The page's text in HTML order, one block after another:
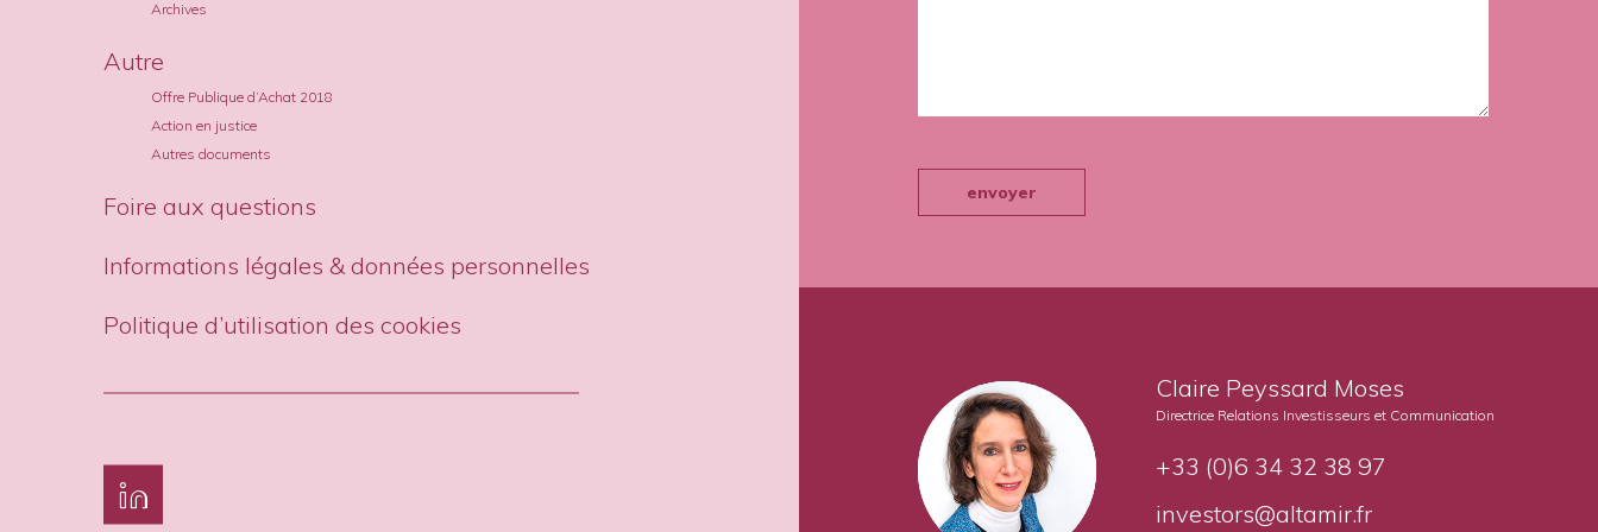
envoyer
Claire Peyssard Moses
Directrice Relations Investisseurs et Communication
+33 (0)6 34 32 38 97
investors@altamir.fr
Archives
Autre
Offre Publique d’Achat 2018
Action en justice
Autres documents
Foire aux questions
Informations légales & données personnelles
Politique d’utilisation des cookies